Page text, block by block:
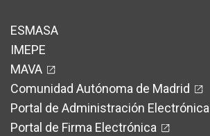
ESMASA
IMEPE
MAVA
Comunidad Autónoma de Madrid
Portal de Administración Electrónica
Portal de Firma Electrónica